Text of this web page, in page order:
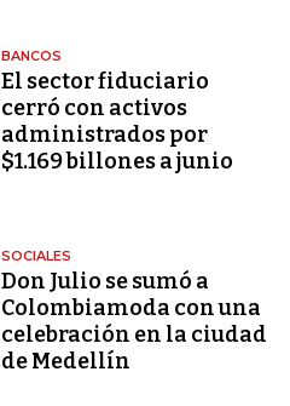
BANCOS
El sector fiduciario
cerró con activos
administrados por
$1.169 billones a junio
SOCIALES
Don Julio se sumó a
Colombiamoda con una
celebración en la ciudad
de Medellín